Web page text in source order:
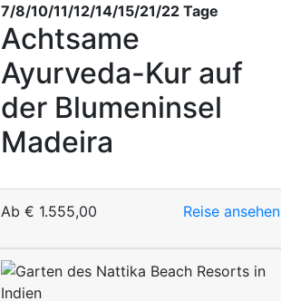
7/8/10/11/12/14/15/21/22 Tage
Achtsame
Ayurveda-Kur auf
der Blumeninsel
Madeira
Ab € 1.555,00 Reise ansehen